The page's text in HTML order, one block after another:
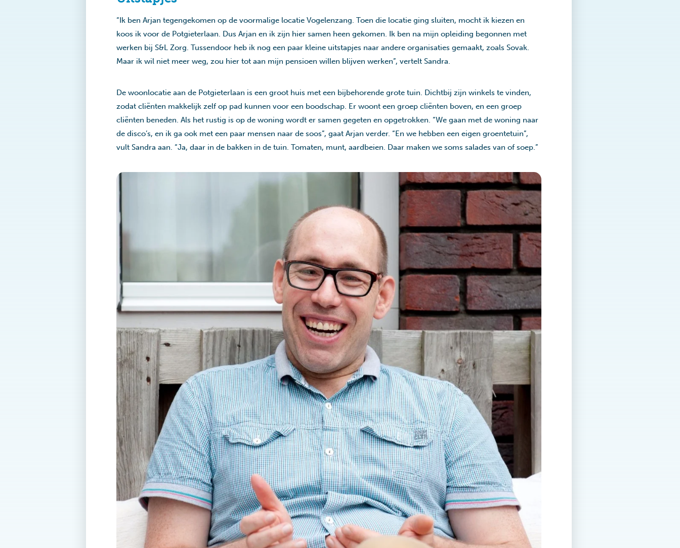
“Ik ben Arjan tegengekomen op de voormalige locatie Vogelenzang. Toen die locatie ging sluiten, mocht ik kiezen en
koos ik voor de Potgieterlaan. Dus Arjan en ik zijn hier samen heen gekomen. Ik ben na mijn opleiding begonnen met
werken bij S&L Zorg. Tussendoor heb ik nog een paar kleine uitstapjes naar andere organisaties gemaakt, zoals Sovak.
Maar ik wil niet meer weg, zou hier tot aan mijn pensioen willen blijven werken”, vertelt Sandra.
De woonlocatie aan de Potgieterlaan is een groot huis met een bijbehorende grote tuin. Dichtbij zijn winkels te vinden,
zodat cliënten makkelijk zelf op pad kunnen voor een boodschap. Er woont een groep cliënten boven, en een groep
cliënten beneden. Als het rustig is op de woning wordt er samen gegeten en opgetrokken. “We gaan met de woning naar
de disco’s, en ik ga ook met een paar mensen naar de soos”, gaat Arjan verder. “En we hebben een eigen groentetuin”,
vult Sandra aan. “Ja, daar in de bakken in de tuin. Tomaten, munt, aardbeien. Daar maken we soms salades van of soep.”